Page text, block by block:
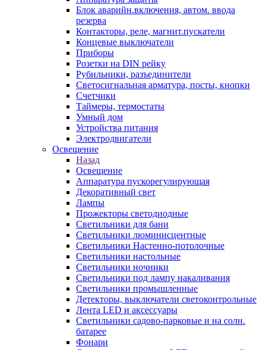
Блок аварийн.включения, автом. ввода
резерва
Контакторы, реле, магнит.пускатели
Концевые выключатели
Приборы
Розетки на DIN рейку
Рубильники, разъединители
Светосигнальная арматура, посты, кнопки
Счетчики
Таймеры, термостаты
Умный дом
Устройства питания
Электродвигатели
Освещение
Назад
Освещение
Аппаратура пускорегулирующая
Декоративный свет
Лампы
Прожекторы светодиодные
Светильники для бани
Светильники люминисцентные
Светильники Настенно-потолочные
Светильники настольные
Светильники ночники
Светильники под лампу накаливания
Светильники промышленные
Детекторы, выключатели светоконтрольные
Лента LED и аксессуары
Светильники садово-парковые и на солн.
батарее
Фонари